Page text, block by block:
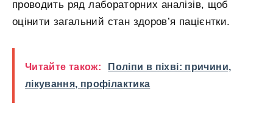
проводить ряд лабораторних аналізів, щоб
оцінити загальний стан здоров’я пацієнтки.
Читайте також:
Поліпи в піхві: причини,
лікування, профілактика